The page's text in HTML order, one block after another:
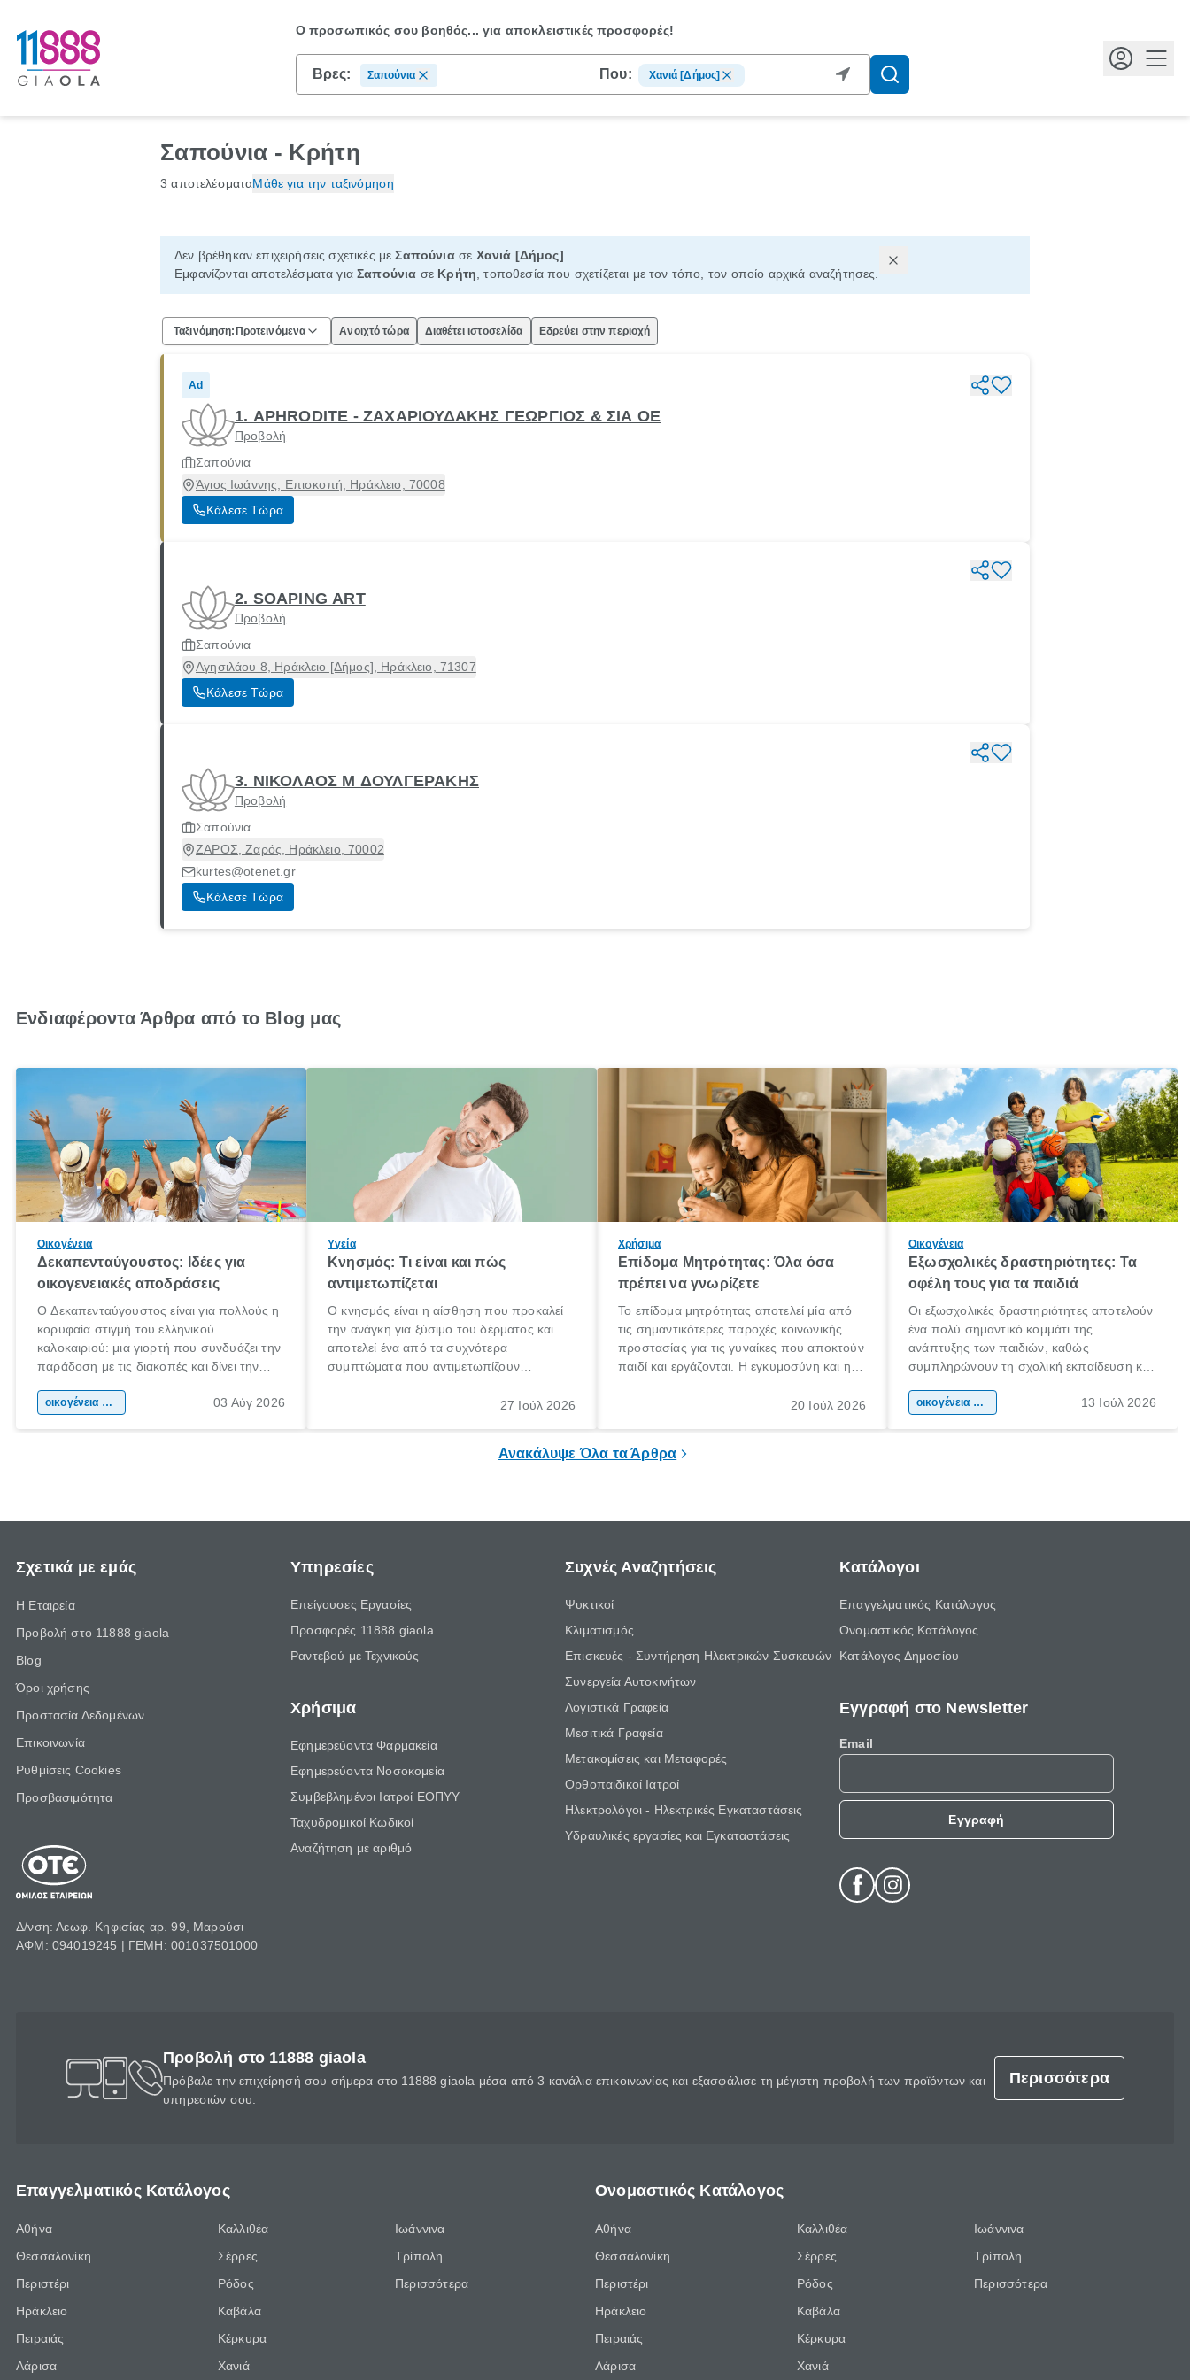
Ο προσωπικός σου βοηθός...για αποκλειστικές προσφορές!
Βρες: Σαπούνια Που: Χανιά [Δήμος]
Σαπούνια - Κρήτη
3 αποτελέσματαΜάθε για την ταξινόμηση
Δεν βρέθηκαν επιχειρήσεις σχετικές μεΣαπούνιασε Χανιά [Δήμος]
Εμφανίζονται αποτελέσματα γιαΣαπούνια σε Κρήτη , τοποθεσία που σχετίζεται με τον τόπο, τον οποίο αρχικά αναζήτησες.
Ταξινόμηση: Προτεινόμενα Ανοιχτό τώρα Διαθέτει ιστοσελίδα Εδρεύει στην περιοχή
Ad
1. APHRODITE - ΖΑΧΑΡΙΟΥΔΑΚΗΣ ΓΕΩΡΓΙΟΣ & ΣΙΑ ΟΕ
Προβολή
Σαπούνια
Άγιος Ιωάννης, Επισκοπή, Ηράκλειο, 70008
Κάλεσε Τώρα
2. SOAPING ART
Προβολή
Σαπούνια
Αγησιλάου 8, Ηράκλειο [Δήμος], Ηράκλειο, 71307
Κάλεσε Τώρα
3. ΝΙΚΟΛΑΟΣ Μ ΔΟΥΛΓΕΡΑΚΗΣ
Προβολή
Σαπούνια
ΖΑΡΟΣ, Ζαρός, Ηράκλειο, 70002
kurtes@otenet.gr
Κάλεσε Τώρα
Ενδιαφέροντα Άρθρα από το Blog μας
Οικογένεια
Δεκαπενταύγουστος: Ιδέες για
οικογενειακές αποδράσεις
Ο Δεκαπενταύγουστος είναι για πολλούς η
κορυφαία στιγμή του ελληνικού
καλοκαιριού: μια γιορτή που συνδυάζει την
παράδοση με τις διακοπές και δίνει την
χώρας. Είτε πρόκειται για λίγες μέρες
οικογένεια & παιδί 03 Αύγ 2026
Υγεία
Κνησμός: Τι είναι και πώς
αντιμετωπίζεται
Ο κνησμός είναι η αίσθηση που προκαλεί
την ανάγκη για ξύσιμο του δέρματος και
αποτελεί ένα από τα συχνότερα
συμπτώματα που αντιμετωπίζουν
πληροφορίες για το «κνησμός τι είναι»,
27 Ιούλ 2026
Χρήσιμα
Επίδομα Μητρότητας: Όλα όσα
πρέπει να γνωρίζετε
Το επίδομα μητρότητας αποτελεί μία από
τις σημαντικότερες παροχές κοινωνικής
προστασίας για τις γυναίκες που αποκτούν
παιδί και εργάζονται. Η εγκυμοσύνη και η
σημαντική περίοδος στη ζωή κάθε20 Ιούλ 2026
Οικογένεια
Εξωσχολικές δραστηριότητες: Τα
οφέλη τους για τα παιδιά
Οι εξωσχολικές δραστηριότητες αποτελούν
ένα πολύ σημαντικό κομμάτι της
ανάπτυξης των παιδιών, καθώς
συμπληρώνουν τη σχολική εκπαίδευση και
της προσωπικότητας, της κοινωνικότητας
οικογένεια & παιδί 13 Ιούλ 2026
Ανακάλυψε Όλα τα Άρθρα
Σχετικά με εμάς
Η Εταιρεία
Προβολή στο 11888 giaola
Blog
Όροι χρήσης
Προστασία Δεδομένων
Επικοινωνία
Ρυθμίσεις Cookies
Προσβασιμότητα
Δ/νση: Λεωφ. Κηφισίας αρ. 99, Μαρούσι
ΑΦΜ: 094019245 | ΓΕΜΗ: 001037501000
Υπηρεσίες
Επείγουσες Εργασίες
Προσφορές 11888 giaola
Ραντεβού με Τεχνικούς
Χρήσιμα
Εφημερεύοντα Φαρμακεία
Εφημερεύοντα Νοσοκομεία
Συμβεβλημένοι Ιατροί ΕΟΠΥΥ
Ταχυδρομικοί Κωδικοί
Αναζήτηση με αριθμό
Συχνές Αναζητήσεις
Ψυκτικοί
Κλιματισμός
Επισκευές - Συντήρηση Ηλεκτρικών Συσκευών
Συνεργεία Αυτοκινήτων
Λογιστικά Γραφεία
Μεσιτικά Γραφεία
Μετακομίσεις και Μεταφορές
Ορθοπαιδικοί Ιατροί
Ηλεκτρολόγοι - Ηλεκτρικές Εγκαταστάσεις
Υδραυλικές εργασίες και Εγκαταστάσεις
Κατάλογοι
Επαγγελματικός Κατάλογος
Ονομαστικός Κατάλογος
Κατάλογος Δημοσίου
Εγγραφή στο Newsletter
Email
Εγγραφή
Προβολή στο 11888 giaola
Πρόβαλε την επιχείρησή σου σήμερα στο 11888 giaola μέσα από 3 κανάλια επικοινωνίας και εξασφάλισε τη μέγιστη προβολή των προϊόντων και
υπηρεσιών σου.
Περισσότερα
Επαγγελματικός Κατάλογος
Αθήνα
Θεσσαλονίκη
Περιστέρι
Ηράκλειο
Πειραιάς
Λάρισα
Καλλιθέα
Σέρρες
Ρόδος
Καβάλα
Κέρκυρα
Χανιά
Ιωάννινα
Τρίπολη
Περισσότερα
Ονομαστικός Κατάλογος
Αθήνα
Θεσσαλονίκη
Περιστέρι
Ηράκλειο
Πειραιάς
Λάρισα
Καλλιθέα
Σέρρες
Ρόδος
Καβάλα
Κέρκυρα
Χανιά
Ιωάννινα
Τρίπολη
Περισσότερα